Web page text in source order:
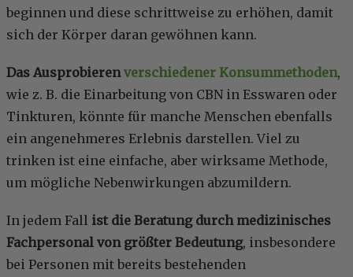
beginnen und diese schrittweise zu erhöhen, damit
sich der Körper daran gewöhnen kann.
Das Ausprobierenverschiedener Konsummethoden,
wie z. B. die Einarbeitung von CBN in Esswaren oder
Tinkturen, könnte für manche Menschen ebenfalls
ein angenehmeres Erlebnis darstellen. Viel zu
trinken ist eine einfache, aber wirksame Methode,
um mögliche Nebenwirkungen abzumildern.
In jedem Fall ist die Beratung durch medizinisches
Fachpersonal von größter Bedeutung, insbesondere
bei Personen mit bereits bestehenden